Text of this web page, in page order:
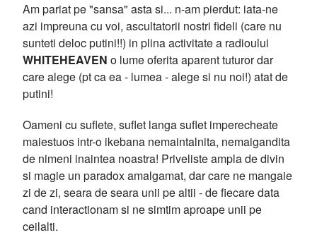
Am pariat pe "sansa" asta si... n-am pierdut: iata-ne
azi impreuna cu voi, ascultatorii nostri fideli (care nu
sunteti deloc putini!!) in plina activitate a radioului
WHITEHEAVEN o lume oferita aparent tuturor dar
care alege (pt ca ea - lumea - alege si nu noi!) atat de
putini!
Oameni cu suflete, suflet langa suflet imperecheate
maiestuos intr-o ikebana nemaintalnita, nemaigandita
de nimeni inaintea noastra! Priveliste ampla de divin
si magie un paradox amalgamat, dar care ne mangaie
zi de zi, seara de seara unii pe altii - de fiecare data
cand interactionam si ne simtim aproape unii pe
ceilalti.